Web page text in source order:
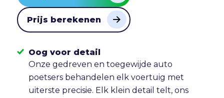
Prijs berekenen
Oog voor detail
Onze gedreven en toegewijde auto
poetsers behandelen elk voertuig met
uiterste precisie. Elk klein detail telt, ons